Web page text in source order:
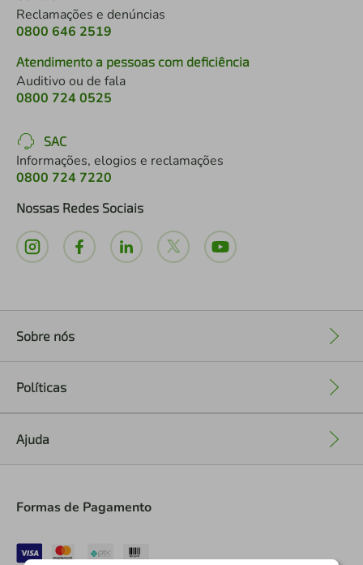
Reclamações e denúncias
0800 646 2519
Atendimento a pessoas com deficiência
Auditivo ou de fala
0800 724 0525
SAC
Informações, elogios e reclamações
0800 724 7220
Nossas Redes Sociais
Sobre nós
Políticas
Ajuda
Formas de Pagamento